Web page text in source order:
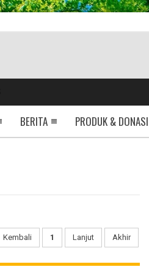
BERITA PRODUK & DONASI
Kembali 1 Lanjut Akhir